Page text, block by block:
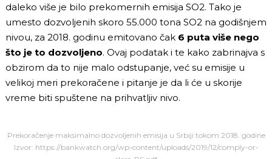
daleko više je bilo prekomernih emisija SO2. Tako je
umesto dozvoljenih skoro 55.000 tona SO2 na godišnjem
nivou, za 2018. godinu emitovano čak 6 puta više nego
što je to dozvoljeno. Ovaj podatak i te kako zabrinajva s
obzirom da to nije malo odstupanje, već su emisije u
velikoj meri prekoračene i pitanje je da li će u skorije
vreme biti spuštene na prihvatljiv nivo.
Prekoračenje maksimalno dozvoljenih emisija u Srbiji tokom 2018. godine
Izvor: https://bankwatch.org/wp-content/uploads/2019/12/comply-or-